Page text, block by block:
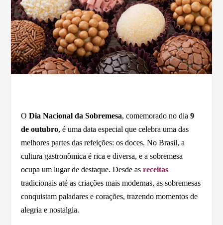
ODia Nacional da Sobremesa, comemorado no dia9
de outubro, é uma data especial que celebra uma das
melhores partes das refeições: os doces. No Brasil, a
cultura gastronômica é rica e diversa, e a sobremesa
ocupa um lugar de destaque. Desde asreceitas
tradicionais até as criações mais modernas, as sobremesas
conquistam paladares e corações, trazendo momentos de
alegria e nostalgia.